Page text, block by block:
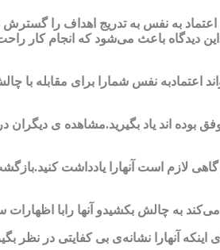
به نفس به تدریج اهداف را گسترش
دیدگاه باعث می‌شود که انجام کار
اعتمادبه نفس شمارا برای مقابله با
بوده اند یاد بگیرید.مشاهده ی دیگران
لازم است آنهارا یادداشت
به چالش بکشیدو آنها رابا اظهارات
آنهارا نشانه‌ی بی کفایتی در نظر